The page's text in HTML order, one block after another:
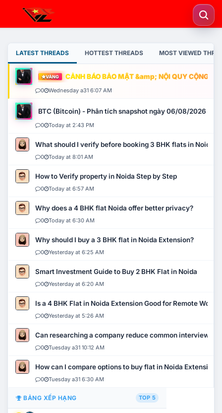
LATEST THREADS HOTTEST THREADS MOST VIEWED
VÀNG CẢNH BÁO BẢO MẬT &amp; NỘI QUY CỘNG
0 Wednesday a31 6:07 AM
BTC (Bitcoin) - Phân tích snapshot ngày 06/08/2026
0 Today at 2:43 PM
What should I verify before booking 3 BHK flats in Noida?
0 Today at 8:01 AM
How to Verify property in Noida Step by Step
0 Today at 6:57 AM
Why does a 4 BHK flat Noida offer better privacy?
0 Today at 6:30 AM
Why should I buy a 3 BHK flat in Noida Extension?
0 Yesterday at 6:25 AM
Smart Investment Guide to Buy 2 BHK Flat in Noida
0 Yesterday at 6:20 AM
Is a 4 BHK Flat in Noida Extension Good for Remote Work?
0 Yesterday at 5:26 AM
Can researching a company reduce common interview
0 Tuesday a31 10:12 AM
How can I compare options to buy flat in Noida Extension?
0 Tuesday a31 6:30 AM
BẢNG XẾP HẠNG TOP 5